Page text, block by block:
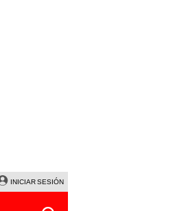
NALDY SALDAÑA
INICIAR SESIÓN